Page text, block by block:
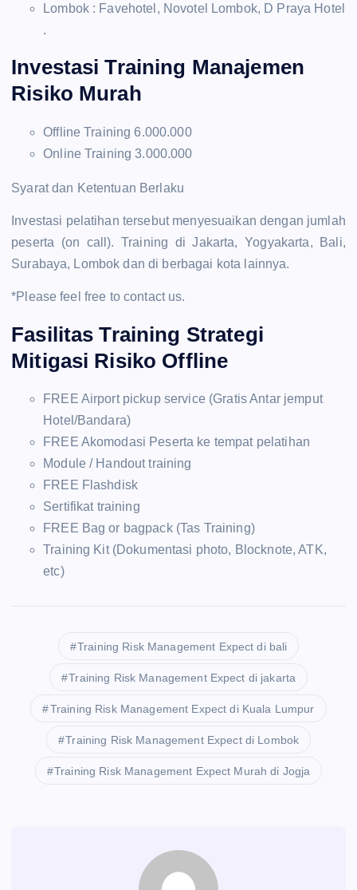
Lombok : Favehotel, Novotel Lombok, D Praya Hotel
.
Investasi Training Manajemen
Risiko Murah
Offline Training 6.000.000
Online Training 3.000.000
Syarat dan Ketentuan Berlaku
Investasi pelatihan tersebut menyesuaikan dengan jumlah
peserta (on call). Training di Jakarta, Yogyakarta, Bali,
Surabaya, Lombok dan di berbagai kota lainnya.
*Please feel free to contact us.
Fasilitas Training Strategi
Mitigasi Risiko Offline
FREE Airport pickup service (Gratis Antar jemput
Hotel/Bandara)
FREE Akomodasi Peserta ke tempat pelatihan
Module / Handout training
FREE Flashdisk
Sertifikat training
FREE Bag or bagpack (Tas Training)
Training Kit (Dokumentasi photo, Blocknote, ATK,
etc)
Training Risk Management Expect di bali
Training Risk Management Expect di jakarta
Training Risk Management Expect di Kuala Lumpur
Training Risk Management Expect di Lombok
Training Risk Management Expect Murah di Jogja